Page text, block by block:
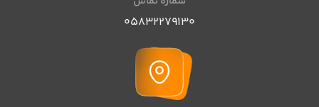
05832279130